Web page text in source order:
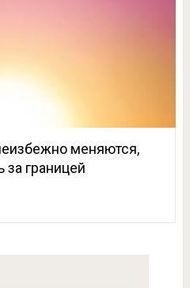
меняются,
границей